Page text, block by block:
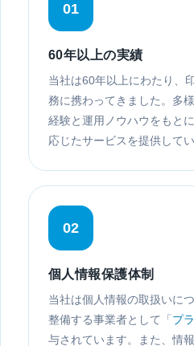
01
60年以上の実績
当社は60年以上にわたり、
務に携わってきました。多
経験と運用ノウハウをもと
応じたサービスを提供してい
02
個人情報保護体制
当社は個人情報の取扱いに
整備する事業者として「 プ
与されています。また、情